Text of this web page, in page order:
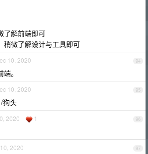
了解前端即可
稍微了解设计与工具即可
94
10, 2020
。
95
10, 2020
狗头
96
2020 1
97
2020